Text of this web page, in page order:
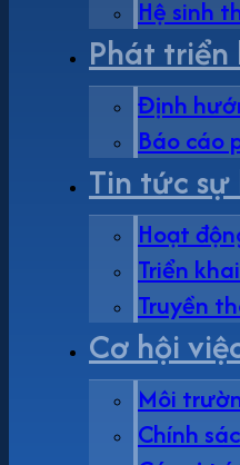
Hệ sinh
Phát
Định
Báo cáo
Tin tức sự
Hoạt
Triển
Truyền
Cơ hội
Môi
Chính